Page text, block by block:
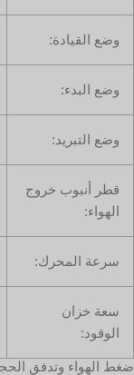
وضع القيادة:
وضع البدء:
وضع التبريد:
قطر أنبوب خروج
الهواء:
سرعة المحرك:
سعة خزان
الوقود:
ضغط الهواء وتدفق